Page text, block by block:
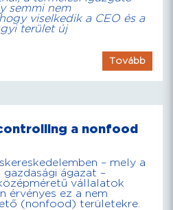
semmi nem
viselkedik a CEO és a
terület új
Tovább
a nonfood
– mely a
ágazat –
vállalatok
érvényes ez a nem
(nonfood) területekre.